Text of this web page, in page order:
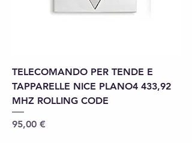
TELECOMANDO PER TENDE E
TAPPARELLE NICE PLANO4 433,92
MHZ ROLLING CODE
Prix
95,00 €